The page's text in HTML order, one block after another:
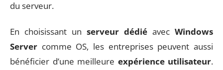
du serveur.
En choisissant un serveur dédié avec Windows
Server comme OS, les entreprises peuvent aussi
bénéficier d’une meilleure expérience utilisateur.